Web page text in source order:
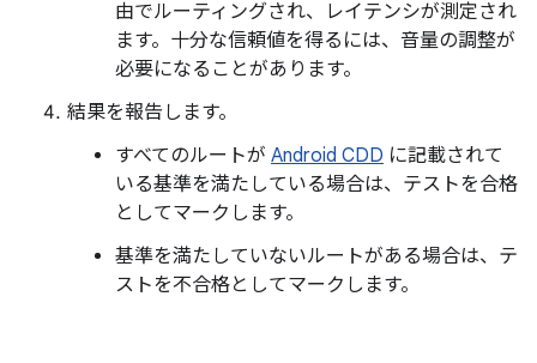
由でルーティングされ、レイテンシが測定され
ます。十分な信頼値を得るには、音量の調整が
必要になることがあります。
結果を報告します。
すべてのルートが Android CDD に記載されて
いる基準を満たしている場合は、テストを合格
としてマークします。
基準を満たしていないルートがある場合は、テ
ストを不合格としてマークします。